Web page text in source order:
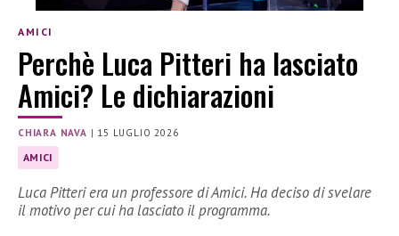
AMICI
Perchè Luca Pitteri ha lasciato
Amici? Le dichiarazioni
CHIARA NAVA | 15 LUGLIO 2026
AMICI
Luca Pitteri era un professore di Amici. Ha deciso di svelare
il motivo per cui ha lasciato il programma.